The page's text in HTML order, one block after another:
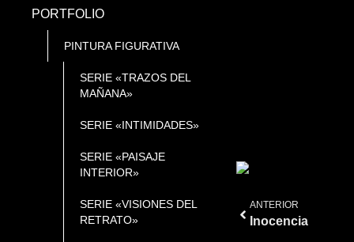
PORTFOLIO
PINTURA FIGURATIVA
SERIE «TRAZOS DEL
MAÑANA»
SERIE «INTIMIDADES»
SERIE «PAISAJE
INTERIOR»
SERIE «VISIONES DEL
RETRATO»
ANTERIOR
Inocencia